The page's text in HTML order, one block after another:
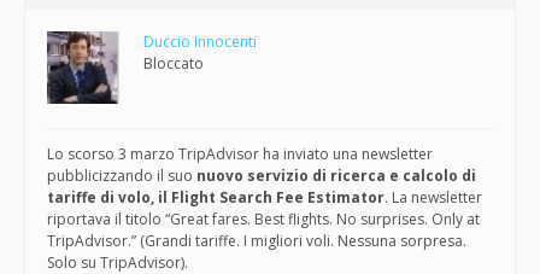
Duccio Innocenti
Bloccato
Lo scorso 3 marzo TripAdvisor ha inviato una newsletter
pubblicizzando il suo nuovo servizio di ricerca e calcolo di
tariffe di volo, il Flight Search Fee Estimator. La newsletter
riportava il titolo “Great fares. Best flights. No surprises. Only at
TripAdvisor.” (Grandi tariffe. I migliori voli. Nessuna sorpresa.
Solo su TripAdvisor).